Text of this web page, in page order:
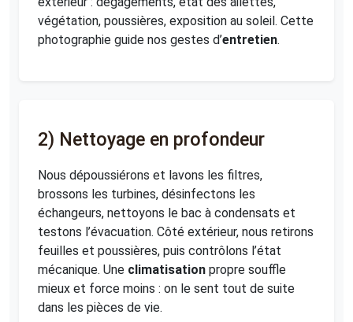
végétation, poussières, exposition au soleil. Cette
photographie guide nos gestes d’entretien.
2) Nettoyage en profondeur
Nous dépoussiérons et lavons les filtres,
brossons les turbines, désinfectons les
échangeurs, nettoyons le bac à condensats et
testons l’évacuation. Côté extérieur, nous retirons
feuilles et poussières, puis contrôlons l’état
mécanique. Une climatisation propre souffle
mieux et force moins : on le sent tout de suite
dans les pièces de vie.